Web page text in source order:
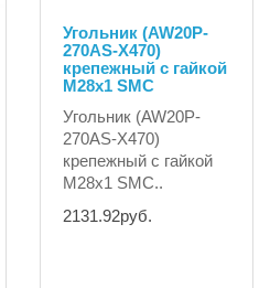
Угольник (AW20P-
270AS-X470)
крепежный с гайкой
М28х1 SMC
Угольник (AW20P-
270AS-X470)
крепежный с гайкой
М28х1 SMC..
2131.92руб.